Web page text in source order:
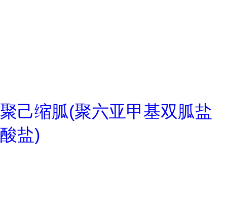
聚己缩胍(聚六亚甲基双胍盐
酸盐)